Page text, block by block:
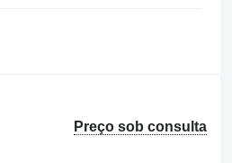
Preço sob consulta